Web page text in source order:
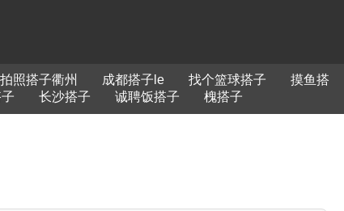
拍照搭子衢州 成都搭子le 找个篮球搭子
摸鱼搭
长沙搭子 诚聘饭搭子 槐搭子